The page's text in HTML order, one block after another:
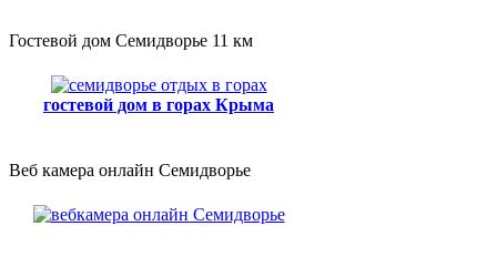
Гостевой дом Семидворье 11 км
гостевой дом в горах Крыма
Веб камера онлайн Семидворье